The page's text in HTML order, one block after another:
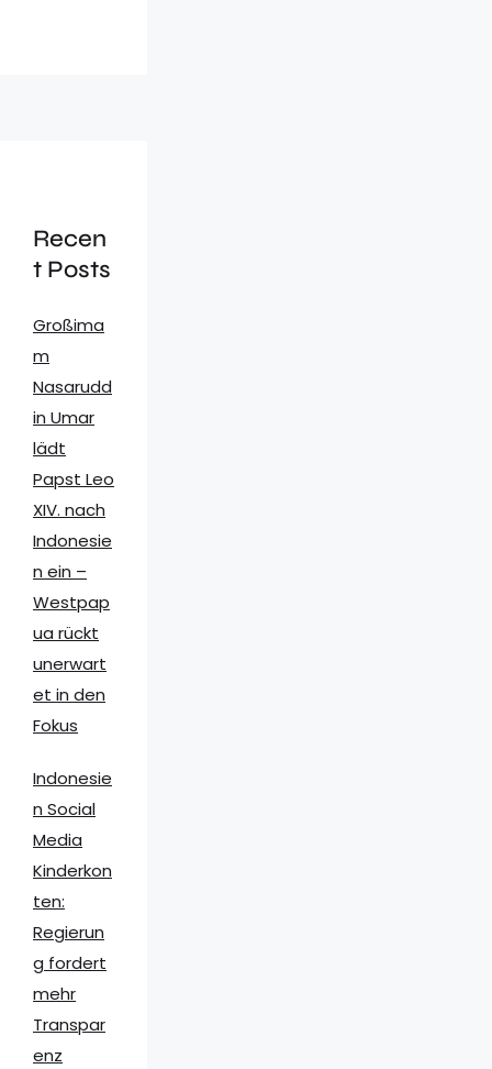
Recen
t Posts
Großima
m
Nasarudd
in Umar
lädt
Papst Leo
XIV. nach
Indonesie
n ein –
Westpap
ua rückt
unerwart
et in den
Fokus
Indonesie
n Social
Media
Kinderkon
ten:
Regierun
g fordert
mehr
Transpar
enz